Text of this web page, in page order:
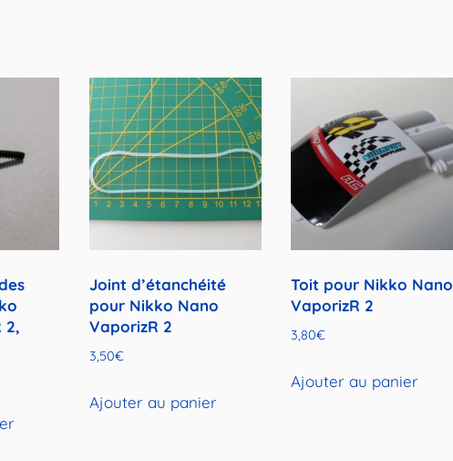
2,
Joint d’étanchéité
pour Nikko Nano
VaporizR 2
3,50€
Ajouter au panier
Toit pour Nikko Nano
VaporizR 2
3,80€
Ajouter au panier